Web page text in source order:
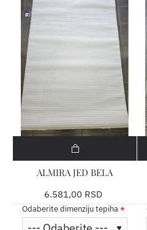
ALMIRA JED BELA
6.581,00 RSD
Odaberite dimenziju tepiha